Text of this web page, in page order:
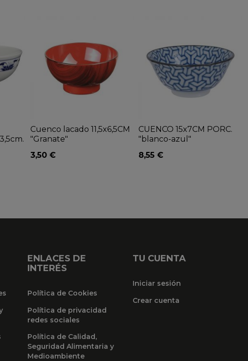
Cuenco lacado 11,5x6,5CM
"Granate"
3,50 €
CUENCO 15x7CM PORC.
"blanco-azul"
8,55 €
ENLACES DE
INTERÉS
Política de Cookies
Política de privacidad
redes sociales
Política de Calidad,
Seguridad Alimentaria y
Medioambiente
TU CUENTA
Iniciar sesión
Crear cuenta